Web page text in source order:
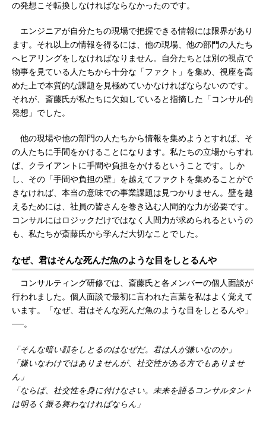
の発想こそ転換しなければならなかったのです。
エンジニアが自分たちの現場で把握できる情報には限界があり
ます。それ以上の情報を得るには、他の現場、他の部門の人たち
へヒアリングをしなければなりません。自分たちとは別の視点で
物事を見ている人たちから十分な「ファクト」を集め、視座を高
めた上で本質的な課題を見極めていかなければならないのです。
それが、斎藤氏が私たちに欠如していると指摘した「コンサル的
発想」でした。
他の現場や他の部門の人たちから情報を集めようとすれば、そ
の人たちに手間をかけることになります。私たちの立場からすれ
ば、クライアントに手間や負担をかけるということです。しか
し、その「手間や負担の壁」を越えてファクトを集めることがで
きなければ、本当の意味での事業課題は見つかりません。壁を越
えるためには、社員の皆さんを巻き込む人間的な力が必要です。
コンサルにはロジックだけではなく人間力が求められるというの
も、私たちが斎藤氏から学んだ大切なことでした。
なぜ、君はそんな死んだ魚のような目をしとるんや
コンサルティング研修では、斎藤氏と各メンバーの個人面談が
行われました。個人面談で最初に言われた言葉を私はよく覚えて
います。「なぜ、君はそんな死んだ魚のような目をしとるんや」
──。
「そんな暗い顔をしとるのはなぜだ。君は人が嫌いなのか」
「嫌いなわけではありませんが、社交性がある方でもありませ
ん」
「ならば、社交性を身に付けなさい。未来を語るコンサルタント
は明るく振る舞わなければならん」